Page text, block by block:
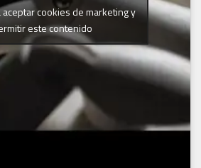
aceptar cookies de marketing y
este contenido